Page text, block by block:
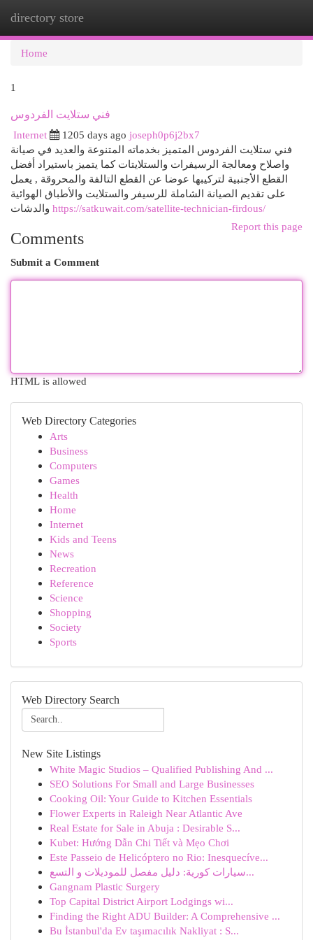
directory store
Home
1
فني ستلايت الفردوس
Internet
1205 days ago joseph0p6j2bx7
فني ستلايت الفردوس المتميز بخدماته المتنوعة والعديد في صيانة
واصلاح ومعالجة الرسيفرات والستلايتات كما يتميز باستيراد أفضل
القطع الأجنبية لتركيبها عوضا عن القطع التالفة والمحروقة , يعمل
على تقديم الصيانة الشاملة للرسيفر والستلايت والأطباق الهوائية
https://satkuwait.com/satellite-technician-firdous/
Report this page
Comments
Submit a Comment
HTML is allowed
Web Directory Categories
Arts
Business
Computers
Games
Health
Home
Internet
Kids and Teens
News
Recreation
Reference
Science
Shopping
Society
Sports
Web Directory Search
New Site Listings
White Magic Studios – Qualified Publishing And ...
SEO Solutions For Small and Large Businesses
Cooking Oil: Your Guide to Kitchen Essentials
Flower Experts in Raleigh Near Atlantic Ave
Real Estate for Sale in Abuja : Desirable S...
Kubet: Hướng Dẫn Chi Tiết và Mẹo Chơi
Este Passeio de Helicóptero no Rio: Inesquecíve...
سيارات كورية: دليل مفصل للموديلات و التسع...
Gangnam Plastic Surgery
Top Capital District Airport Lodgings wi...
Finding the Right ADU Builder: A Comprehensive ...
Bu İstanbul'da Ev taşımacılık Nakliyat : S...